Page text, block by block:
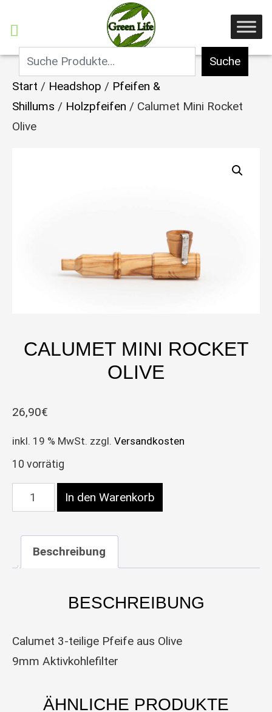
Suche
Start / Headshop / Pfeifen &
Shillums / Holzpfeifen / Calumet Mini Rocket
Olive
CALUMET MINI ROCKET
OLIVE
26,90€
inkl. 19 % MwSt. zzgl. Versandkosten
10 vorrätig
Calumet Mini Rocket Olive Menge
In den Warenkorb
Beschreibung
BESCHREIBUNG
Calumet 3-teilige Pfeife aus Olive
9mm Aktivkohlefilter
ÄHNLICHE PRODUKTE